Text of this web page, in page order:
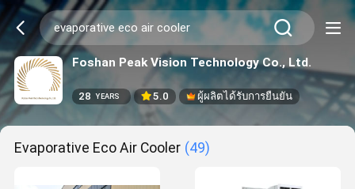
Foshan Peak Vision Technology Co., Ltd.
28 YEARS 5.0 ผู้ผลิตได้รับการยืนยัน
Evaporative Eco Air Cooler (49)